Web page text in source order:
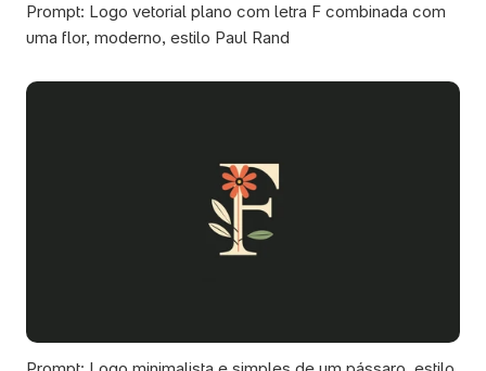
Prompt: Logo vetorial plano com letra F combinada com
uma flor, moderno, estilo Paul Rand